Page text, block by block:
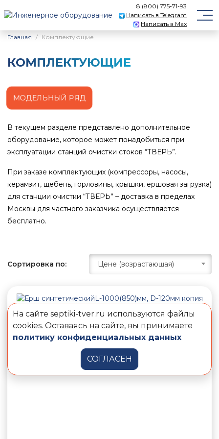
8 (800) 775-71-93
Написать в Telegram
Написать в Max
Главная
Комплектующие
КОМПЛЕКТУЮЩИЕ
МОДЕЛЬНЫЙ РЯД
В текущем разделе представлено дополнительное
оборудование, которое может понадобиться при
эксплуатации станций очистки стоков “ТВЕРЬ”.
При заказе комплектующих (компрессоры, насосы,
керамзит, щебень, горловины, крышки, ершовая загрузка)
для станции очистки “ТВЕРЬ” – доставка в пределах
Москвы для частного заказчика осуществляется
бесплатно.
Сортировка по: Цене (возрастающая)
На сайте septiki-tver.ru используются файлы
cookies. Оставаясь на сайте, вы принимаете
политику конфиденциальных данных
СОГЛАСЕН